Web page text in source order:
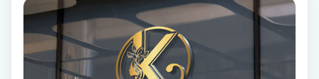
Frisör
Funktionsanalys